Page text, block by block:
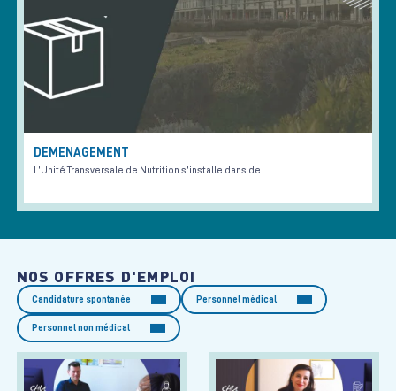
DEMENAGEMENT
L’Unité Transversale de Nutrition s’installe dans de…
NOS OFFRES D'EMPLOI
Candidature spontanée Personnel médical
Personnel non médical